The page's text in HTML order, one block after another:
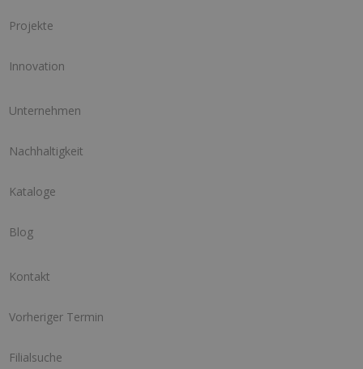
Projekte
Innovation
Unternehmen
Nachhaltigkeit
Kataloge
Blog
Kontakt
Vorheriger Termin
Filialsuche